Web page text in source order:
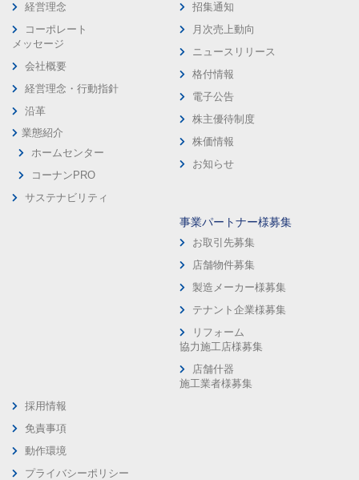
経営理念
コーポレート
メッセージ
会社概要
経営理念・行動指針
沿革
業態紹介
ホームセンター
コーナンPRO
サステナビリティ
招集通知
月次売上動向
ニュースリリース
格付情報
電子公告
株主優待制度
株価情報
お知らせ
事業パートナー様募集
お取引先募集
店舗物件募集
製造メーカー様募集
テナント企業様募集
リフォーム
協力施工店様募集
店舗什器
施工業者様募集
採用情報
免責事項
動作環境
プライバシーポリシー